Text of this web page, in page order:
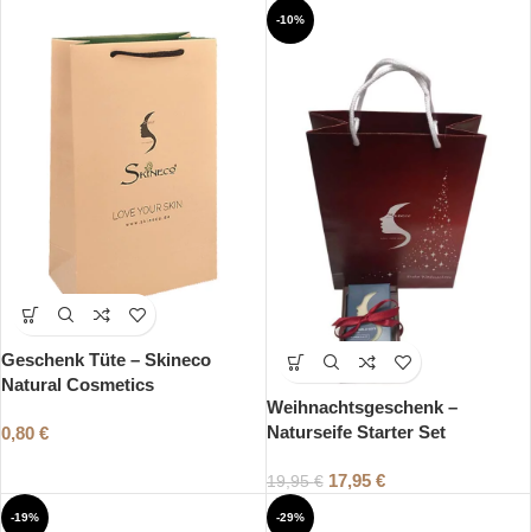
Geschenk Tüte – Skineco
Natural Cosmetics
0,80 €
-10%
Weihnachtsgeschenk –
Naturseife Starter Set
19,95€ 17,95 €
-19% -29%